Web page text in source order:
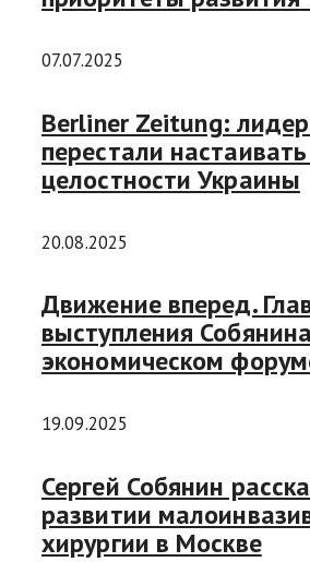
07.07.2025
Berliner Zeitung:
перестали
целостности Украины
20.08.2025
Движение вперед.
выступления
экономическом
19.09.2025
Сергей Собянин
развитии
хирургии в Москве